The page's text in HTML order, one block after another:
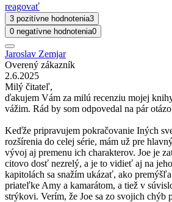
reagovať
3 pozitívne hodnotenia3
0 negatívne hodnotenia0
Jaroslav Zemjar
Overený zákazník
2.6.2025
Milý čitateľ,
ďakujem Vám za milú recenziu mojej
vážim. Rád by som odpovedal na pár
Keďže pripravujem pokračovanie Iných
rozšírenia do celej série, mám už pre
vývoj aj premenu ich charakterov. Joe je
citovo dosť nezrelý, a je to vidieť aj na
kapitolách sa snažím ukázať, ako
priateľke Amy a kamarátom, a tiež v
strýkovi. Verím, že Joe sa zo svojich chýb